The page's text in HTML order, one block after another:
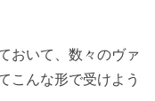
おいて、数々のヴァ
こんな形で受けよう